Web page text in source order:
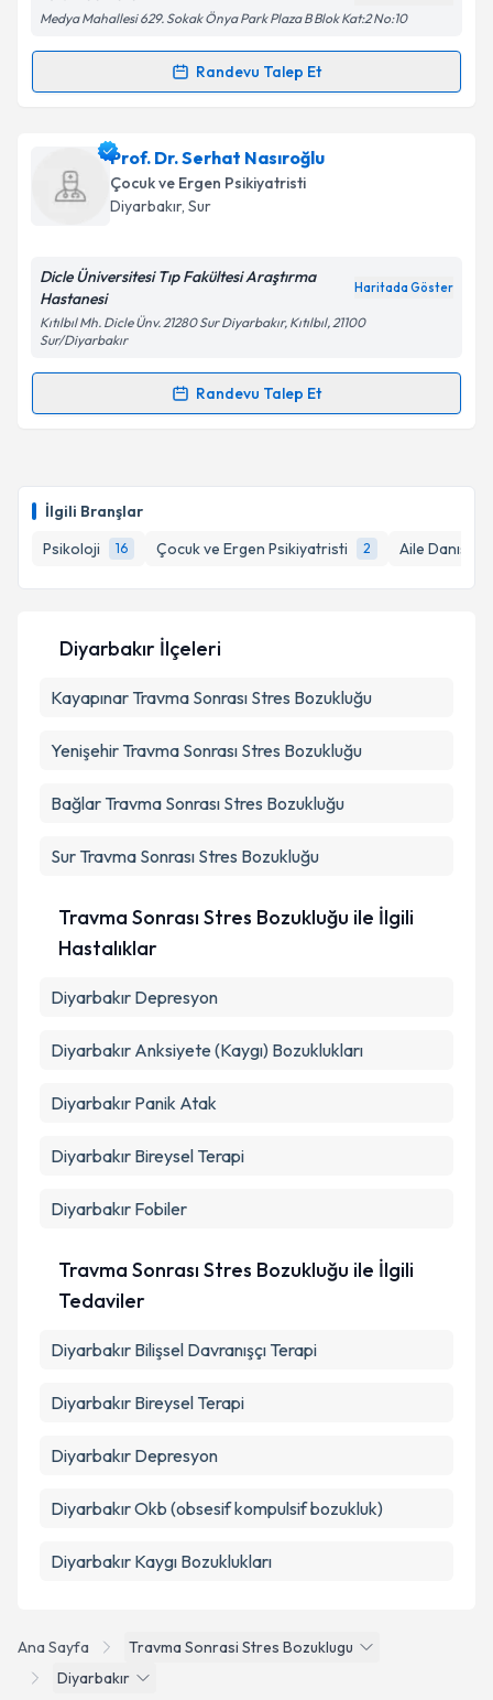
İlgili Branşlar
Psikoloji
16 Çocuk ve Ergen Psikiyatristi 2 Aile
Kişisel verilerimin işlenmesine ilişkinAydınlatma
Metni'ni okudum ve kişisel verilerimin belirtilen
kapsamda işlenmesini kabul ediyorum.
Medya Mahallesi 629. Sokak Önya Park Plaza B Blok Kat:2 No:10
Randevu Talep Et
Randevu Takvimi Talebi
Psk. Nida Buraliçin randevu takvimi talebi oluşturun.
Size bu uzmandan randevu almanız için bir takvim
hazırlandığında e-posta ile bilgilendireceğiz.
Metni'ni okudum ve kişisel verilerimin belirtilen
kapsamda işlenmesini kabul ediyorum.
Prof. Dr. Serhat Nasıroğlu
Çocuk ve Ergen Psikiyatristi
Diyarbakır, Sur
Dicle Üniversitesi Tıp Fakültesi Araştırma
Hastanesi
Haritada Göster
Kıtılbıl Mh. Dicle Ünv. 21280 Sur Diyarbakır, Kıtılbıl, 21100
Sur/Diyarbakır
Randevu Talep Et
Randevu Takvimi Talebi
için bir takvim hazırlandığında e-posta ile
bilgilendireceğiz.
E-posta Adresiniz
Kişisel verilerimin işlenmesine ilişkinAydınlatma
kapsamda işlenmesini kabul ediyorum.
Takvim Talebini Gönder
Ana Sayfa
Travma Sonrasi Stres Bozuklugu
Diyarbakır
Diyarbakır İlçeleri
Kayapınar Travma Sonrası Stres Bozukluğu
Yenişehir Travma Sonrası Stres Bozukluğu
Bağlar Travma Sonrası Stres Bozukluğu
Sur Travma Sonrası Stres Bozukluğu
Travma Sonrası Stres Bozukluğu ile İlgili
Hastalıklar
Diyarbakır Depresyon
Diyarbakır Anksiyete (Kaygı) Bozuklukları
Diyarbakır Panik Atak
Diyarbakır Bireysel Terapi
Diyarbakır Fobiler
Travma Sonrası Stres Bozukluğu ile İlgili
Tedaviler
Diyarbakır Bilişsel Davranışçı Terapi
Diyarbakır Bireysel Terapi
Diyarbakır Depresyon
Diyarbakır Okb (obsesif kompulsif bozukluk)
Diyarbakır Kaygı Bozuklukları